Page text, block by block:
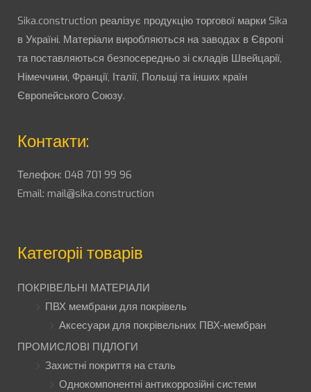
Sika.construction реалізує продукцію торгової марки Sika
в Україні. Матеріали виробляються на заводах в Європі
та поставляються безпосередньо зі складів Швейцарії,
Німеччини, Франції, Італії, Польщі та інших країн
Європейського Союзу.
Контакти:
Телефон: 048 701 99 96
Email: mail@sika.construction
Категоріі товарів
ПОКРІВЕЛЬНІ МАТЕРІАЛИ
ПВХ мембрани для покрівель
Аксесуари для покрівельних ПВХ-мембран
ПРОМИСЛОВІ ПІДЛОГИ
Захистні покриття на сталь
Однокомпонентні антикоррозійні системи